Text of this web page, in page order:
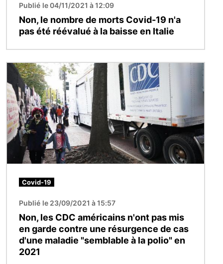
Publié le 04/11/2021 à 12:09
Non, le nombre de morts Covid-19 n'a
pas été réévalué à la baisse en Italie
Image
Covid-19
Publié le 23/09/2021 à 15:57
Non, les CDC américains n'ont pas mis
en garde contre une résurgence de cas
d'une maladie "semblable à la polio" en
2021